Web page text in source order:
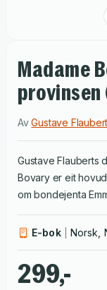
Madame
AvGustave Flaubert
Gustave Flauberts
Bovary er eit
om bondejenta
frå verkelegheita,
tilstand der draum
Margunn
E-bok Norsk,
299,-